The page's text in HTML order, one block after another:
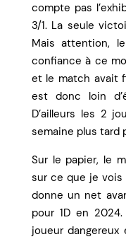
compte pas
3/1. La seule
Mais attention,
confiance à ce
et le match avait
est donc loin
D’ailleurs les 2
semaine plus tard
Sur le papier, le
sur ce que je vois
donne un net
pour 1D en
joueur